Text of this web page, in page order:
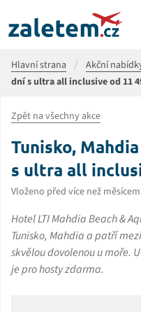
Hlavní strana Akční
dní s ultra all inclusive od 11
Zpět na všechny akce
Tunisko,
s ultra all
Vloženo před více než měsícem
Hotel LTI Mahdia Beach &
Tunisko, Mahdia a patří
skvělou dovolenou u moře.
je pro hosty zdarma.